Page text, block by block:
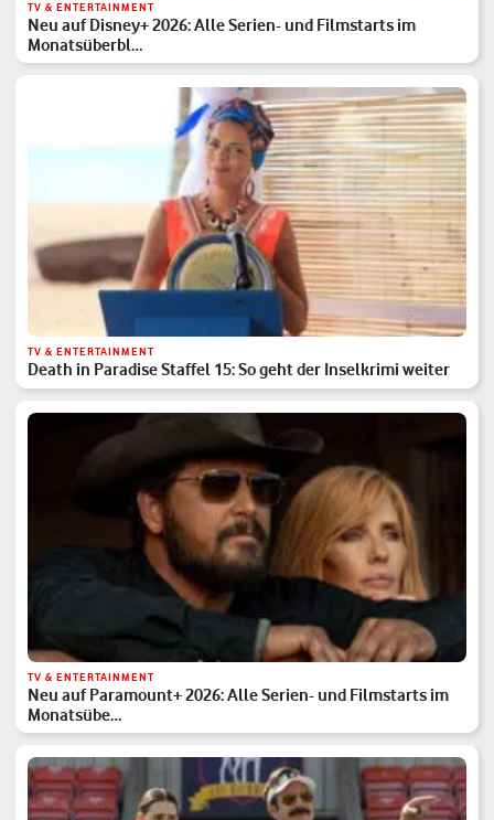
TV & ENTERTAINMENT
Neu auf Disney+ 2026: Alle Serien- und Filmstarts im
Monatsüberbl…
TV & ENTERTAINMENT
Death in Paradise Staffel 15: So geht der Inselkrimi weiter
TV & ENTERTAINMENT
Neu auf Paramount+ 2026: Alle Serien- und Filmstarts im
Monatsübe…